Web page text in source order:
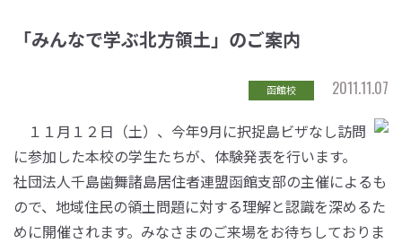
「みんなで学ぶ北方領土」のご案内
函館校
2011.11.07
１１月１２日（土）、今年9月に択捉島ビザなし訪問
に参加した本校の学生たちが、体験発表を行います。
社団法人千島歯舞諸島居住者連盟函館支部の主催によるも
ので、地域住民の領土問題に対する理解と認識を深めるた
めに開催されます。みなさまのご来場をお待ちしておりま